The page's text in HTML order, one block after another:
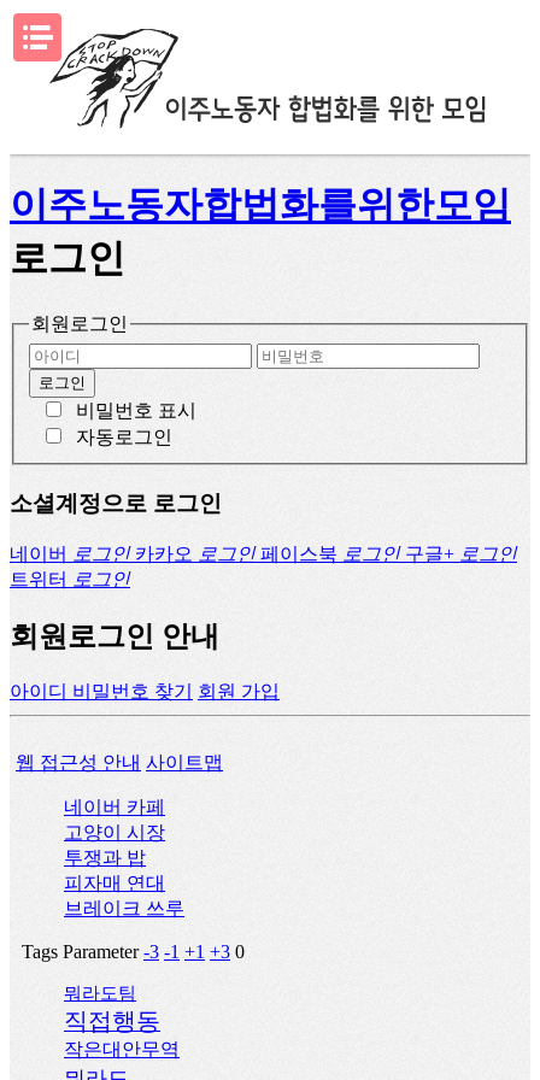
메뉴열기
이주노동자합법화를위한모임
로그인
회원로그인
비밀번호 표시
자동로그인
소셜계정으로 로그인
네이버 로그인 카카오 로그인 페이스북 로그인 구글+ 로그인
트위터
로그인
회원로그인 안내
아이디 비밀번호 찾기 회원 가입
웹 접근성 안내 사이트맵
네이버 카페
고양이 시장
투쟁과 밥
피자매 연대
브레이크 쓰루
Tags Parameter-3 -1 +1 +3 0
뭐라도팀
직접행동
작은대안무역